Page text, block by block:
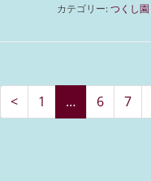
カテゴリー:つくし園
< 1 … 6 7